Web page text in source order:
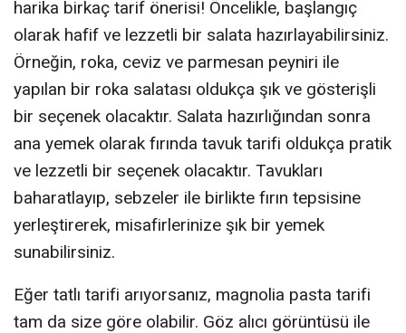
harika birkaç tarif önerisi! Öncelikle, başlangıç
olarak hafif ve lezzetli bir salata hazırlayabilirsiniz.
Örneğin, roka, ceviz ve parmesan peyniri ile
yapılan bir roka salatası oldukça şık ve gösterişli
bir seçenek olacaktır. Salata hazırlığından sonra
ana yemek olarak fırında tavuk tarifi oldukça pratik
ve lezzetli bir seçenek olacaktır. Tavukları
baharatlayıp, sebzeler ile birlikte fırın tepsisine
yerleştirerek, misafirlerinize şık bir yemek
sunabilirsiniz.
Eğer tatlı tarifi arıyorsanız, magnolia pasta tarifi
tam da size göre olabilir. Göz alıcı görüntüsü ile